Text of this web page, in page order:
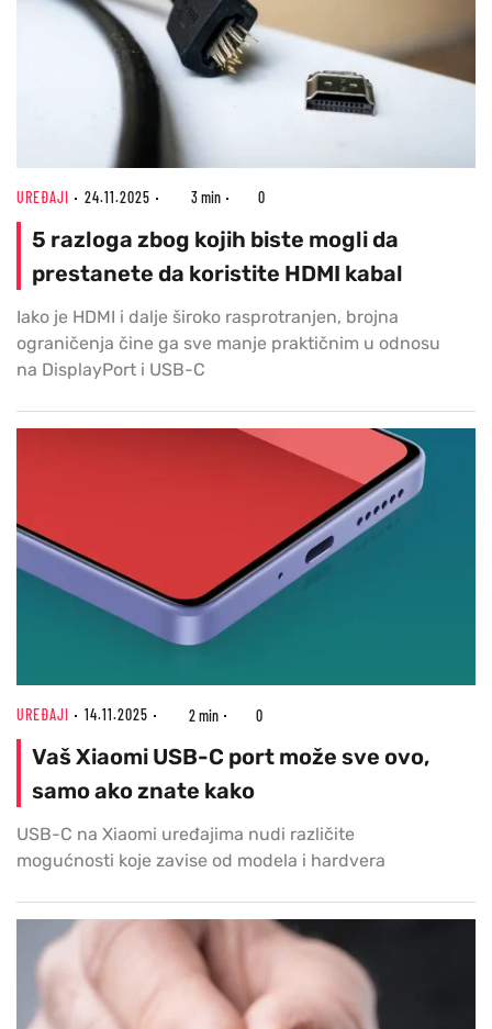
UREĐAJI 24.11.2025 3 min 0
5 razloga zbog kojih biste mogli da
prestanete da koristite HDMI kabal
Iako je HDMI i dalje široko rasprotranjen, brojna
ograničenja čine ga sve manje praktičnim u odnosu
na DisplayPort i USB-C
UREĐAJI 14.11.2025 2 min 0
Vaš Xiaomi USB-C port može sve ovo,
samo ako znate kako
USB-C na Xiaomi uređajima nudi različite
mogućnosti koje zavise od modela i hardvera